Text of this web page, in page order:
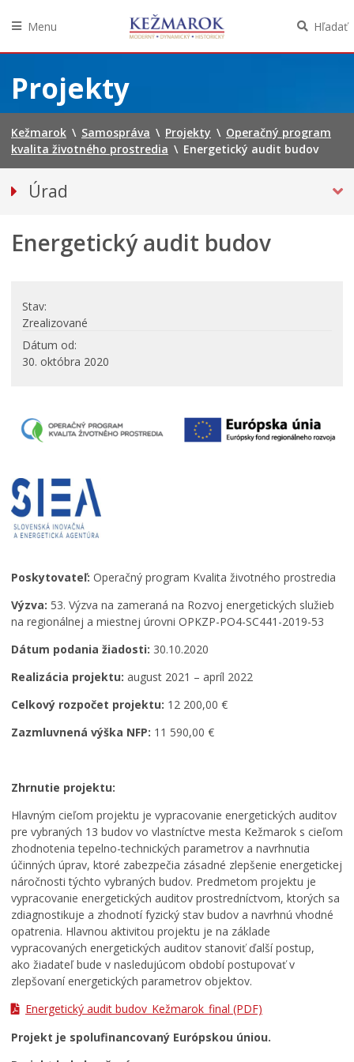
obsah
Menu Hľadať
Projekty
Kežmarok \ Samospráva \ Projekty \ Operačný program
kvalita životného prostredia \ Energetický audit budov
Úrad
Prednosta
Oddelenia úradu
Životné situácie
PROJEKTY
Integrovaný regionálny operačný program 2014 – 2020
Operačný program ľudské zdroje
Prešovský samosprávny kraj – dotácie
Operačný program integrovaná infraštruktúra 2014-
2020
Program Slovensko 2021 – 2027
Program rozvoja vidieka SR 2014-2022
Energetický audit budov
Stav
Zrealizované
Dátum od
30. októbra 2020
Poskytovateľ: Operačný program Kvalita životného prostredia
Výzva: 53. Výzva na zameraná na Rozvoj energetických služieb
na regionálnej a miestnej úrovni OPKZP-PO4-SC441-2019-53
Dátum podania žiadosti: 30.10.2020
Realizácia projektu: august 2021 – apríl 2022
Celkový rozpočet projektu: 12 200,00 €
Zazmluvnená výška NFP: 11 590,00 €
Zhrnutie projektu:
Hlavným cieľom projektu je vypracovanie energetických auditov
pre vybraných 13 budov vo vlastníctve mesta Kežmarok s cieľom
zhodnotenia tepelno-technických parametrov a navrhnutia
účinných úprav, ktoré zabezpečia zásadné zlepšenie energetickej
náročnosti týchto vybraných budov. Predmetom projektu je
vypracovanie energetických auditov prostredníctvom, ktorých sa
zdiagnostikuje a zhodnotí fyzický stav budov a navrhnú vhodné
opatrenia. Hlavnou aktivitou projektu je na základe
vypracovaných energetických auditov stanoviť ďalší postup,
ako žiadateľ bude v nasledujúcom období postupovať v
zlepšovaní energetických parametrov objektov.
Energetický audit budov_Kežmarok_final (PDF)
Projekt je spolufinancovaný Európskou úniou.